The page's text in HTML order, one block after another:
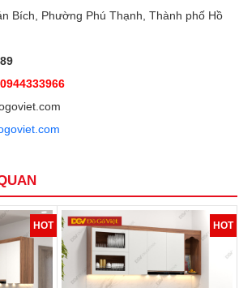
Bích, Phường Phú Thạnh, Thành phố Hồ
HOT HOT